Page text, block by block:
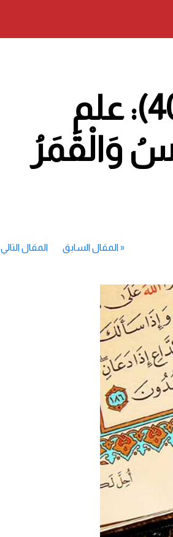
موسوعة البرهان، الجزء الأول (40): علم
(1) “الشَّمْسُ وَالْقَمَرُ
«المقال السابق المقال التالي